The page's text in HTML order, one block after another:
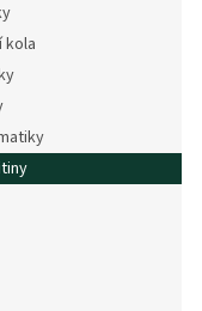
kola